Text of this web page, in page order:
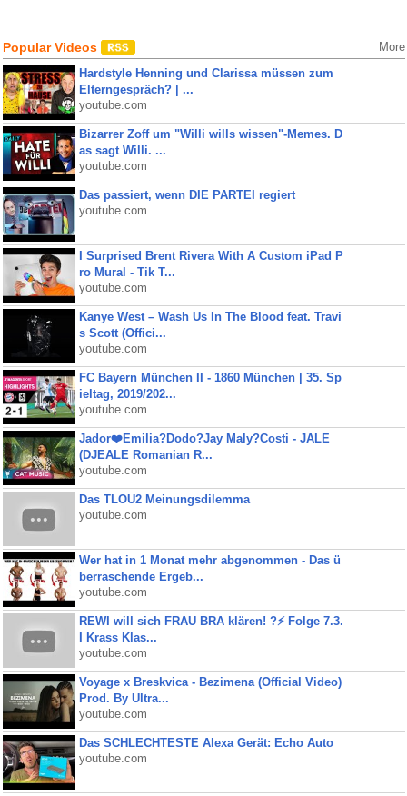
Popular Videos More
Hardstyle Henning und Clarissa müssen zum
Elterngespräch? | ...
youtube.com
Bizarrer Zoff um "Willi wills wissen"-Memes. D
as sagt Willi. ...
youtube.com
Das passiert, wenn DIE PARTEI regiert
youtube.com
I Surprised Brent Rivera With A Custom iPad P
ro Mural - Tik T...
youtube.com
Kanye West – Wash Us In The Blood feat. Travi
s Scott (Offici...
youtube.com
FC Bayern München II - 1860 München | 35. Sp
ieltag, 2019/202...
youtube.com
Jador❤️Emilia?Dodo?Jay Maly?Costi - JALE
(DJEALE Romanian R...
youtube.com
Das TLOU2 Meinungsdilemma
youtube.com
Wer hat in 1 Monat mehr abgenommen - Das ü
berraschende Ergeb...
youtube.com
REWI will sich FRAU BRA klären! ?⚡️ Folge 7.3.
I Krass Klas...
youtube.com
Voyage x Breskvica - Bezimena (Official Video)
Prod. By Ultra...
youtube.com
Das SCHLECHTESTE Alexa Gerät: Echo Auto
youtube.com